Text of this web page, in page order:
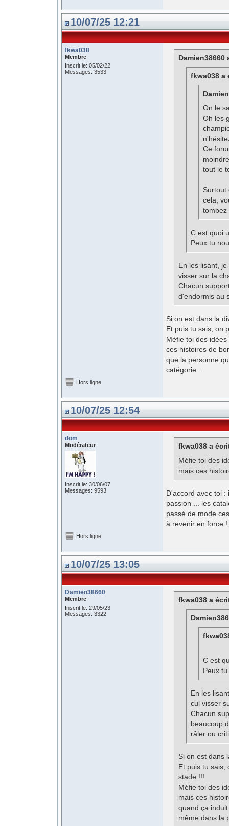
10/07/25 12:21
fkwa038
Membre
Inscrit le: 05/02/22
Messages: 3533
Damien38660
fkwa038 a
On le
Oh les
Ce
tout le
Surtout
cela,
tombez
C est quoi
Peux tu
En les lisant,
visser sur la
Chacun
d'endormis au
Si on est dans la
Et puis tu sais, on
Méfie toi des
ces histoires de
que la personne
catégorie...
Hors ligne
10/07/25 12:54
dom
Modérateur
Inscrit le: 30/06/07
Messages: 9593
fkwa038 a
Méfie toi des
mais ces
D'accord avec toi
passion ... les
passé de mode
à revenir en force !
Hors ligne
10/07/25 13:05
Damien38660
Membre
Inscrit le: 29/05/23
Messages: 3322
fkwa038 a
C est
Peux
En les
cul visser
Chacun
beaucoup
râler ou
Si on est dans
Et puis tu sais,
stade !!!
Méfie toi des
mais ces
quand ça
même dans la